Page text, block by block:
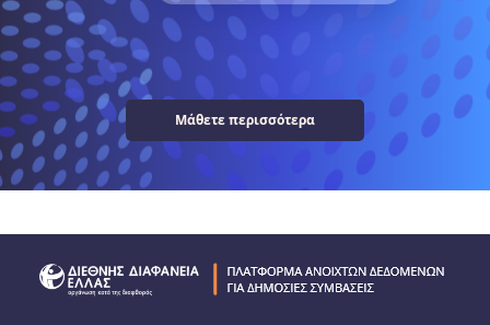
Μάθετε περισσότερα